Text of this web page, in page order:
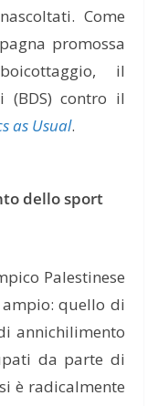
Come
promossa
il
(BDS) contro il
as Usual.
dello sport
Palestinese
quello di
annichilimento
da parte di
è radicalmente